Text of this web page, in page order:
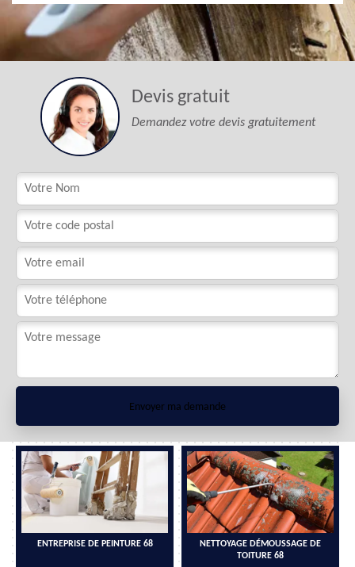
Devis gratuit
Demandez votre devis gratuitement
ENTREPRISE DE PEINTURE 68
NETTOYAGE DÉMOUSSAGE DE
TOITURE 68